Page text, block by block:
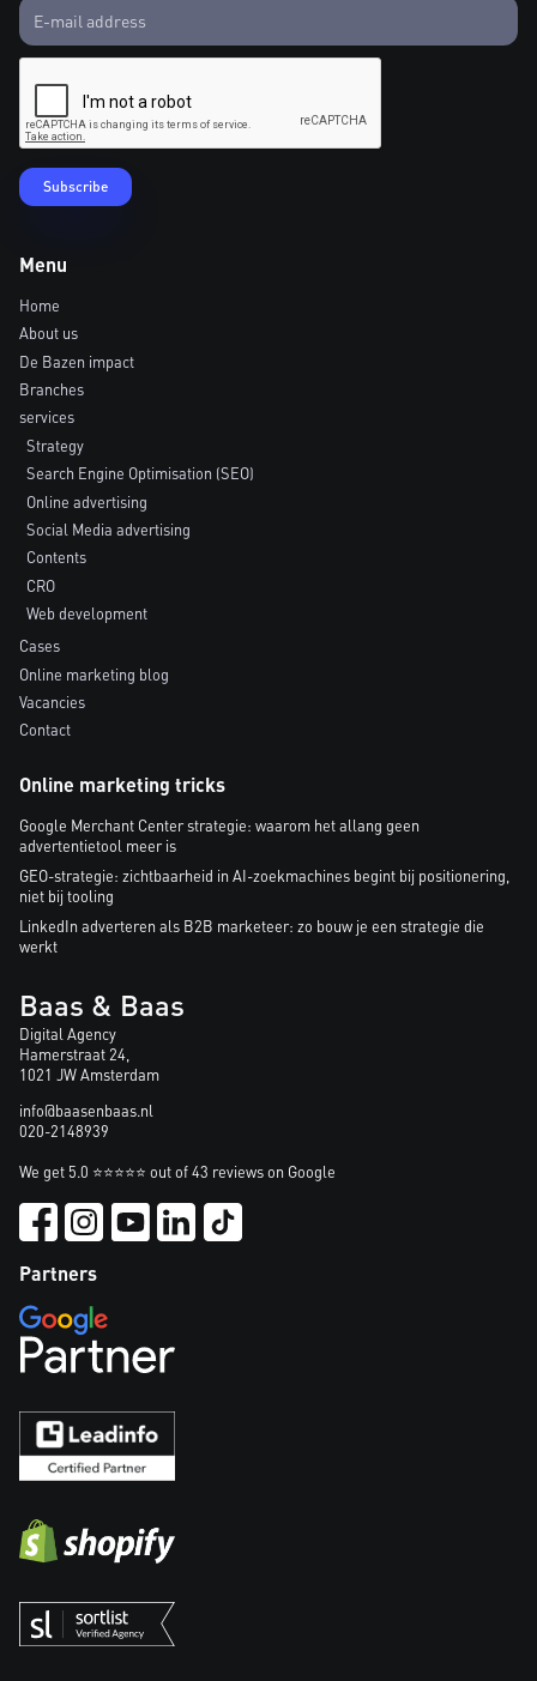
Menu
Home
About us
De Bazen impact
Branches
services
Strategy
Search Engine Optimisation (SEO)
Online advertising
Social Media advertising
Contents
CRO
Web development
Cases
Online marketing blog
Vacancies
Contact
Online marketing tricks
Google Merchant Center strategie: waarom het allang geen
advertentietool meer is
GEO-strategie: zichtbaarheid in AI-zoekmachines begint bij positionering,
niet bij tooling
LinkedIn adverteren als B2B marketeer: zo bouw je een strategie die
werkt
Baas & Baas
Digital Agency
Hamerstraat 24,
1021 JW Amsterdam
info@baasenbaas.nl
020-2148939
We get 5.0 ⭐⭐⭐⭐⭐ out of 43 reviews on Google
Partners